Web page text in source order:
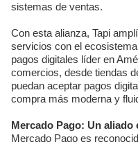
sistemas de ventas.
Con esta alianza, Tapi
servicios con el
pagos digitales líder en
comercios, desde tiendas
puedan aceptar pagos
compra más moderna y
Mercado Pago: Un aliado
Mercado Pago es